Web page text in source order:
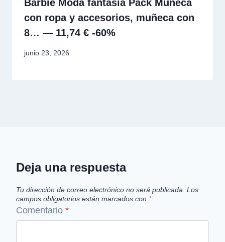
Barbie Moda fantasía Pack Muñeca
con ropa y accesorios, muñeca con
8… — 11,74 € -60%
junio 23, 2026
Deja una respuesta
Tu dirección de correo electrónico no será publicada. Los
campos obligatorios están marcados con *
Comentario *